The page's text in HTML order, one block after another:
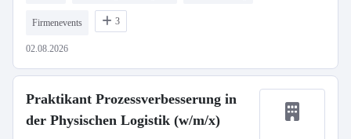
Firmenevents 3
02.08.2026
Praktikant Prozessverbesserung in
der Physischen Logistik (w/m/x)